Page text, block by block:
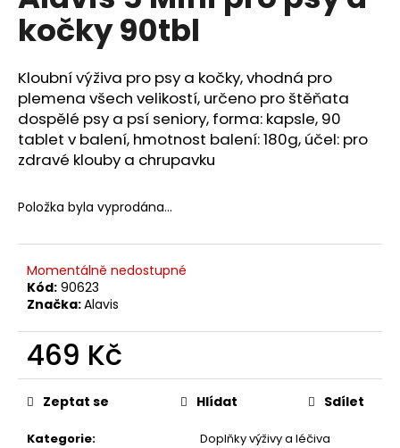
0,0
hvězdiček.
kočky 90tbl
Kloubní výživa pro psy a kočky, vhodná pro
plemena všech velikostí, určeno pro štěňata
dospělé psy a psí seniory, forma: kapsle, 90
tablet v balení, hmotnost balení: 180g, účel: pro
zdravé klouby a chrupavku
Položka byla vyprodána…
Momentálně nedostupné
Kód: 90623
Značka:Alavis
469 Kč
Měrná
cena:
Kategorie:
Doplňky výživy a léčiva
Zeptat se Hlídat Sdílet
a
j
í
t
?
HLEDAT
D
o
u
č